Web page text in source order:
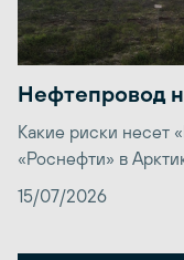
Нефтепровод
Какие риски несет
«Роснефти» в
15/07/2026